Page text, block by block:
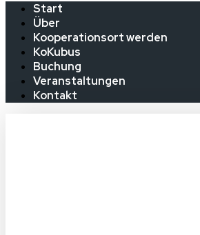
Start
Über
Kooperationsort werden
KoKubus
Buchung
Veranstaltungen
Kontakt